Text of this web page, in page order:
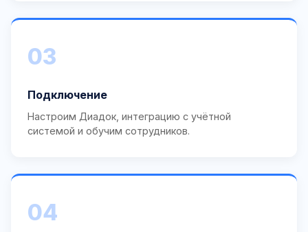
03
Подключение
Настроим Диадок, интеграцию с учётной
системой и обучим сотрудников.
04